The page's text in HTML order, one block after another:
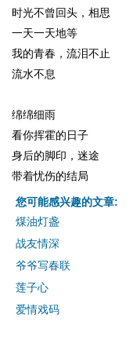
时光不曾回头，相思
一天一天地等
我的青春，流泪不止
流水不息
绵绵细雨
看你挥霍的日子
身后的脚印，迷途
带着忧伤的结局
您可能感兴趣的文章:
煤油灯盏
战友情深
爷爷写春联
莲子心
爱情戏码